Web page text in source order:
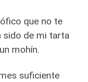
que no te
sido de mi tarta
mohín.
suficiente